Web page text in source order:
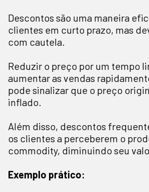
Descontos são uma maneira
clientes em curto prazo, mas
com cautela.
Reduzir o preço por um tempo
aumentar as vendas
pode sinalizar que o preço
inflado.
Além disso, descontos
os clientes a perceberem o
commodity, diminuindo seu
Exemplo prático: